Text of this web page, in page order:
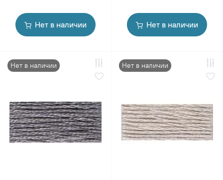
Нет в наличии Нет в наличии
Нет в наличии Нет в наличии